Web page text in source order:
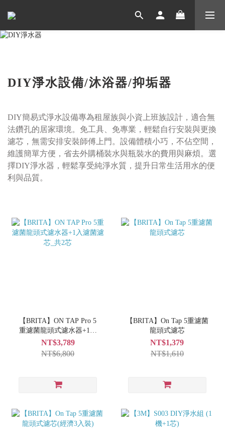
DIY淨水設備/沐浴器/抑垢器
DIY簡易式淨水設備專為租屋族與小資上班族設計，適合無
法鑽孔的居家環境。免工具、免專業，輕鬆自行安裝與更換
濾芯，無需安排安裝師傅上門。設備體積小巧，不佔空間，
維護簡單方便，省去外購桶裝水與瓶裝水的費用與麻煩。選
擇DIY淨水器，輕鬆享受純淨水質，提升日常生活用水的便
利與品質。
【BRITA】ON TAP Pro 5
重濾菌龍頭式濾水器+1入
濾菌濾芯_共2芯
NT$3,789
NT$6,800
【BRITA】On Tap 5重濾菌
龍頭式濾芯
NT$1,379
NT$1,610